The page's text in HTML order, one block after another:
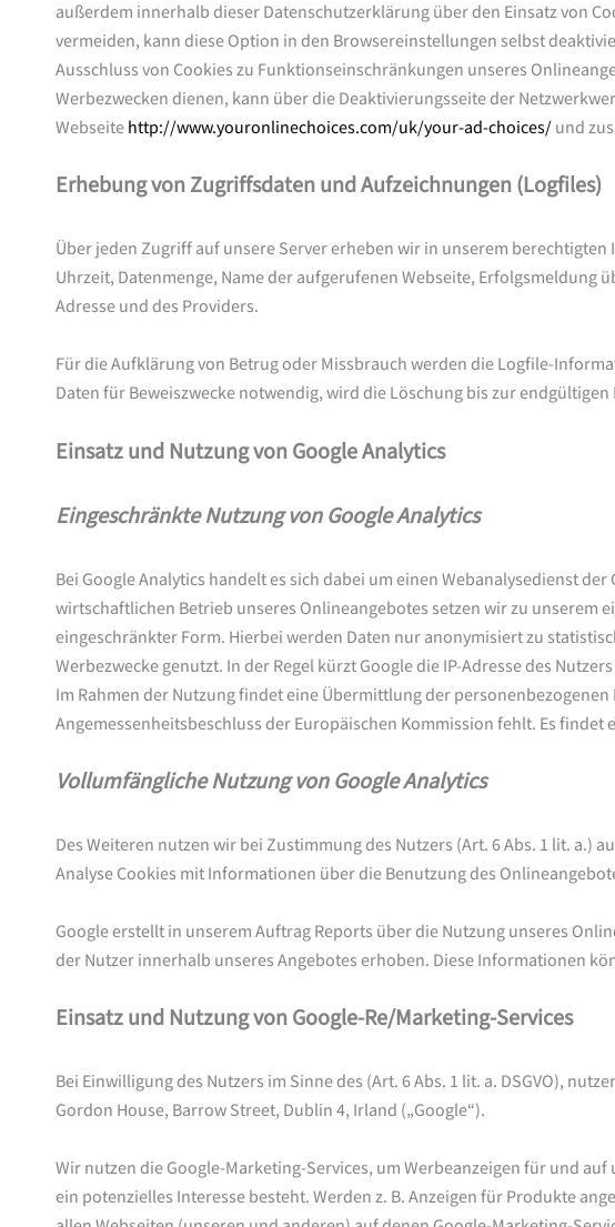
außerdem innerhalb dieser Datenschutzerklärung über den Einsatz von
vermeiden, kann diese Option in den Browsereinstellungen selbst
Ausschluss von Cookies zu Funktionseinschränkungen unseres
Werbezwecken dienen, kann über die Deaktivierungsseite der
Webseitehttp://www.youronlinechoices.com/uk/your-ad-choices/und
Erhebung von Zugriffsdaten und Aufzeichnungen (Logfiles)
Über jeden Zugriff auf unsere Server erheben wir in unserem berechtigten
Uhrzeit, Datenmenge, Name der aufgerufenen Webseite, Erfolgsmeldung
Adresse und des Providers.
Für die Aufklärung von Betrug oder Missbrauch werden die Logfile-
Daten für Beweiszwecke notwendig, wird die Löschung bis zur
Einsatz und Nutzung von Google Analytics
Eingeschränkte Nutzung von Google Analytics
Bei Google Analytics handelt es sich dabei um einen Webanalysedienst
wirtschaftlichen Betrieb unseres Onlineangebotes setzen wir zu unserem
eingeschränkter Form. Hierbei werden Daten nur anonymisiert zu
Werbezwecke genutzt. In der Regel kürzt Google die IP-Adresse des
Im Rahmen der Nutzung findet eine Übermittlung der personenbezogenen
Angemessenheitsbeschluss der Europäischen Kommission fehlt. Es
Vollumfängliche Nutzung von Google Analytics
Des Weiteren nutzen wir bei Zustimmung des Nutzers (Art. 6 Abs. 1 lit.
Analyse Cookies mit Informationen über die Benutzung des
Google erstellt in unserem Auftrag Reports über die Nutzung unseres
der Nutzer innerhalb unseres Angebotes erhoben. Diese Informationen
Einsatz und Nutzung von Google-Re/Marketing-Services
Bei Einwilligung des Nutzers im Sinne des (Art. 6 Abs. 1 lit. a. DSGVO),
Gordon House, Barrow Street, Dublin 4, Irland („Google“).
Wir nutzen die Google-Marketing-Services, um Werbeanzeigen für und
ein potenzielles Interesse besteht. Werden z. B. Anzeigen für Produkte